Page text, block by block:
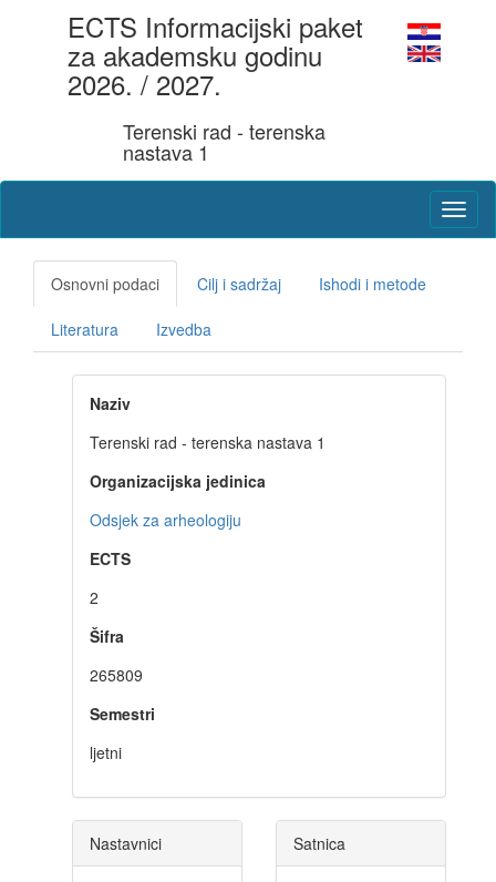
ECTS Informacijski paket
za akademsku godinu
2026. / 2027.
Terenski rad - terenska
nastava 1
Osnovni podaci Cilj i sadržaj Ishodi i metode
Literatura Izvedba
Naziv
Terenski rad - terenska nastava 1
Organizacijska jedinica
Odsjek za arheologiju
ECTS
2
Šifra
265809
Semestri
ljetni
Nastavnici Satnica